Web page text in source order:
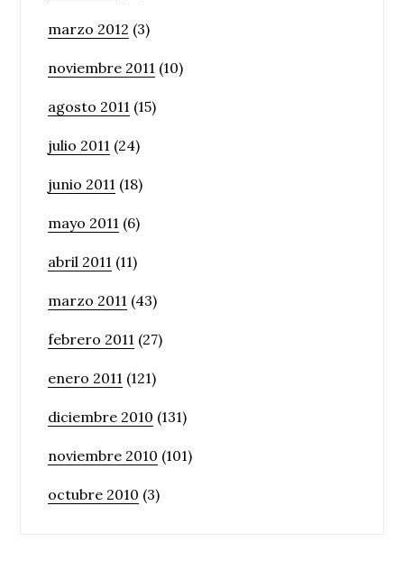
marzo 2012 (3)
noviembre 2011 (10)
agosto 2011 (15)
julio 2011 (24)
junio 2011 (18)
mayo 2011 (6)
abril 2011 (11)
marzo 2011 (43)
febrero 2011 (27)
enero 2011 (121)
diciembre 2010 (131)
noviembre 2010 (101)
octubre 2010 (3)